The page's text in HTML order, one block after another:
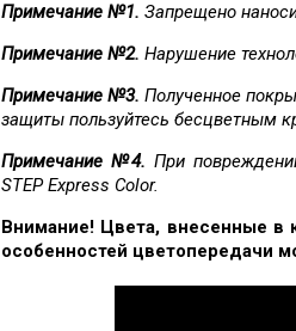
Примечание №1. Запрещено
Примечание №2. Нарушение
Примечание №3. Полученное
защиты пользуйтесь бесцветным
Примечание №4. При
STEP Express Color.
Внимание! Цвета, внесенные в
особенностей цветопередачи